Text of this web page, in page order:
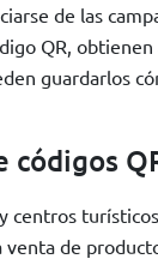
de las
QR,
guardarlos
códigos
centros
de